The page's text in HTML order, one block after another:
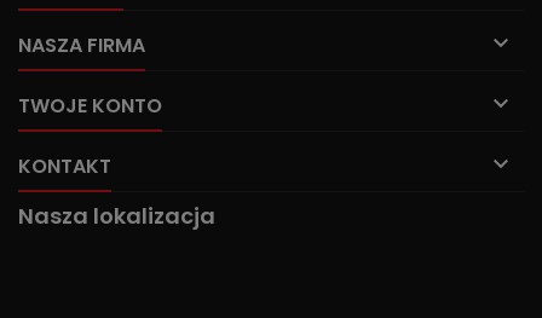
NASZA FIRMA 
TWOJE KONTO 
KONTAKT 
Nasza lokalizacja